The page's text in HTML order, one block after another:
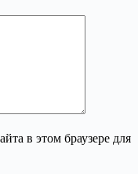
в этом браузере для